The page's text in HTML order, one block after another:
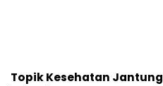
TopikKesehatan Jantung